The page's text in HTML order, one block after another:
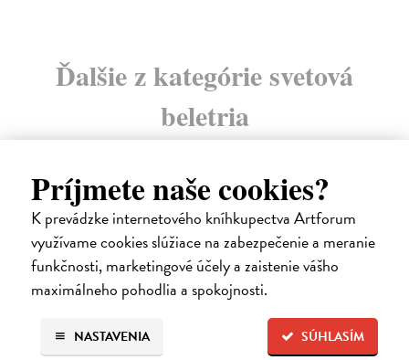
Príjmete naše cookies?
K prevádzke internetového kníhkupectva Artforum
využívame cookies slúžiace na zabezpečenie a meranie
funkčnosti, marketingové účely a zaistenie vášho
maximálneho pohodlia a spokojnosti.
SÚHLASÍM
NASTAVENIA
Ďalšie z kategórie svetová
beletria
na sklade
novinka